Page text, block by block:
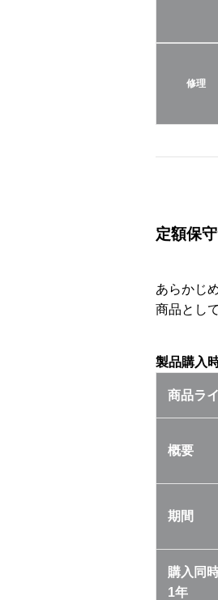
修理
定額保
あらかじ
商品とし
製品購入
商品ラ
概要
期間
購入同
1年